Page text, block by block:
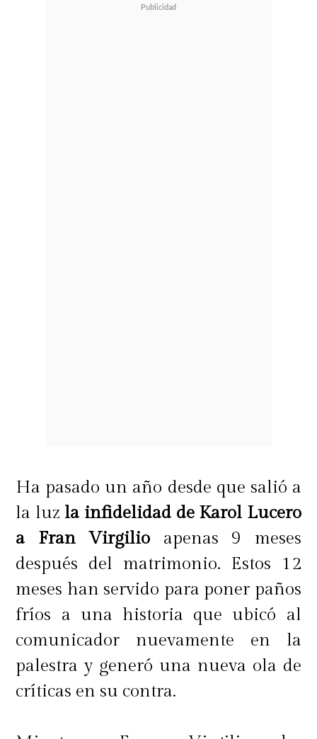
Ha pasado un año desde que salió a
la luz la infidelidad de Karol Lucero
a Fran Virgilio apenas 9 meses
después del matrimonio. Estos 12
meses han servido para poner paños
fríos a una historia que ubicó al
comunicador nuevamente en la
palestra y generó una nueva ola de
críticas en su contra.